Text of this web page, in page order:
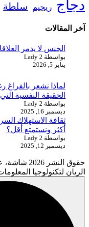
دجاج ريجيم سلطة
آخر المقالات
الجنس لا يدمر
بواسطة Lady 2
يناير 5, 2026
لماذا نشعر بالفراغ
الحقيقة النفسية
بواسطة Lady 2
ديسمبر 16, 2025
ثقافة الاستهلاك
أكثر ونستمتع أقل؟
بواسطة Lady 2
ديسمبر 12, 2025
حقوق
الريان لتكنولوجيا